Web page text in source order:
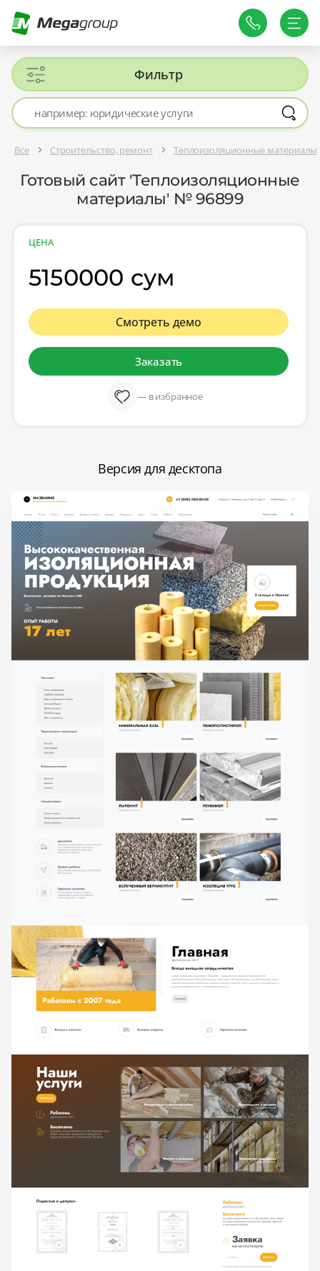
Фильтр
Все Строительство, ремонт Теплоизоляционные материалы
Готовый сайт 'Теплоизоляционные
материалы' № 96899
ЦЕНА
5150000 сум
Смотреть демо
Заказать
— в избранное
Версия для десктопа